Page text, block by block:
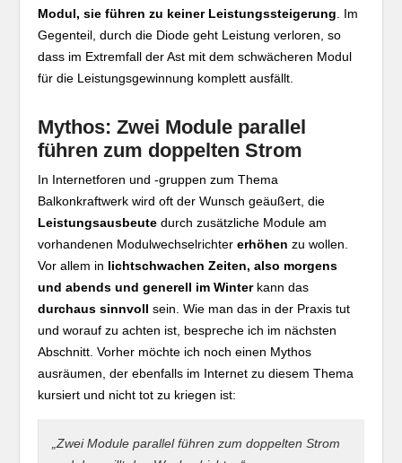
Modul, sie führen zu keiner Leistungssteigerung . Im
Gegenteil, durch die Diode geht Leistung verloren, so
dass im Extremfall der Ast mit dem schwächeren Modul
für die Leistungsgewinnung komplett ausfällt.
Mythos: Zwei Module parallel
führen zum doppelten Strom
In Internetforen und -gruppen zum Thema
Balkonkraftwerk wird oft der Wunsch geäußert, die
Leistungsausbeute durch zusätzliche Module am
vorhandenen Modulwechselrichtererhöhen zu wollen.
Vor allem in lichtschwachen Zeiten, also morgens
und abends und generell im Winterkann das
durchaus sinnvoll sein. Wie man das in der Praxis tut
und worauf zu achten ist, bespreche ich im nächsten
Abschnitt. Vorher möchte ich noch einen Mythos
ausräumen, der ebenfalls im Internet zu diesem Thema
kursiert und nicht tot zu kriegen ist:
„Zwei Module parallel führen zum doppelten Strom